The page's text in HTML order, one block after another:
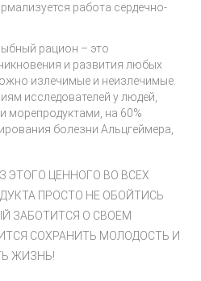
работа сердечно-
рацион – это
и развития любых
излечимые и неизлечимые.
исследователей у людей,
морепродуктами, на 60%
болезни Альцгеймера,
ЭТОГО ЦЕННОГО ВО ВСЕХ
ПРОСТО НЕ ОБОЙТИСЬ
ЗАБОТИТСЯ О СВОЕМ
СОХРАНИТЬ МОЛОДОСТЬ И
ЖИЗНЬ!